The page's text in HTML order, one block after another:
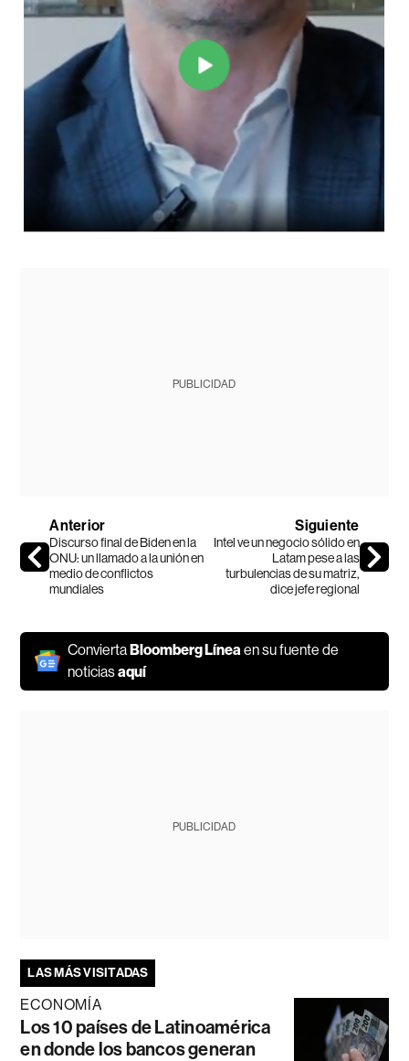
PUBLICIDAD
Anterior
Discurso final de Biden en la
ONU: un llamado a la unión en
medio de conflictos
mundiales
Siguiente
Intel ve un negocio sólido en
Latam pese a las
turbulencias de su matriz,
dice jefe regional
ConviertaBloomberg Línea en su fuente de
noticiasaquí
PUBLICIDAD
LAS MÁS VISITADAS
ECONOMÍA
Los 10 países de Latinoamérica
en donde los bancos generan